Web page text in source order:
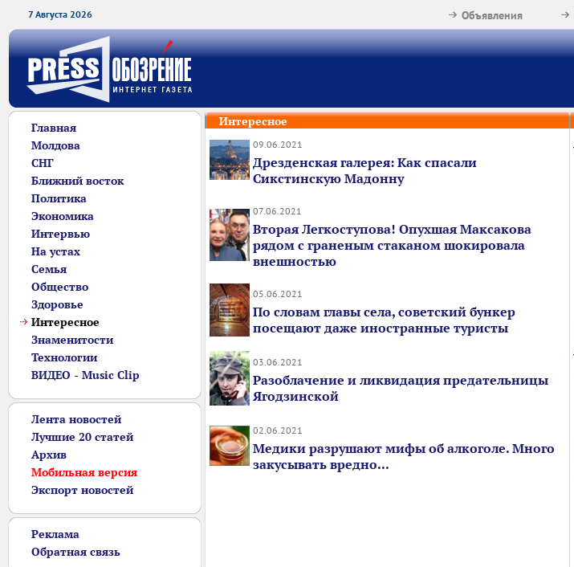
7 Августа 2026 Объявления
Главная
Молдова
СНГ
Ближний восток
Политика
Экономика
Интервью
На устах
Семья
Общество
Здоровье
Интересное
Знаменитости
Технологии
ВИДЕО - Music Clip
Лента новостей
Лучшие 20 статей
Архив
Мобильная версия
Экспорт новостей
Реклама
Обратная связь
Интересное
09.06.2021
Дрезденская галерея: Как спасали
Сикстинскую Мадонну
07.06.2021
Вторая Легкоступова! Опухшая Максакова
рядом с граненым стаканом шокировала
внешностью
05.06.2021
По словам главы села, советский бункер
посещают даже иностранные туристы
03.06.2021
Разоблачение и ликвидация предательницы
Ягодзинской
02.06.2021
Медики разрушают мифы об алкоголе. Много
закусывать вредно...